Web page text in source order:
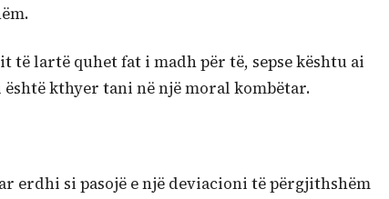
lartë quhet fat i madh për të, sepse kështu ai
kthyer tani në një moral kombëtar.
erdhi si pasojë e një deviacioni të përgjithshëm